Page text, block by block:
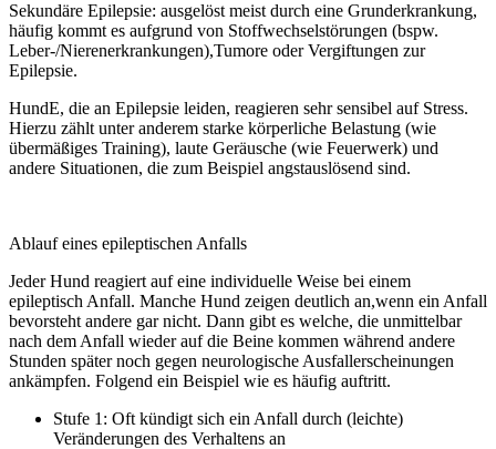
Sekundäre Epilepsie: ausgelöst meist durch eine Grunderkrankung,
häufig kommt es aufgrund von Stoffwechselstörungen (bspw.
Leber-/Nierenerkrankungen),Tumore oder Vergiftungen zur
Epilepsie.
HundE, die an Epilepsie leiden, reagieren sehr sensibel auf Stress.
Hierzu zählt unter anderem starke körperliche Belastung (wie
übermäßiges Training), laute Geräusche (wie Feuerwerk) und
andere Situationen, die zum Beispiel angstauslösend sind.
Ablauf eines epileptischen Anfalls
Jeder Hund reagiert auf eine individuelle Weise bei einem
epileptisch Anfall. Manche Hund zeigen deutlich an,wenn ein Anfall
bevorsteht andere gar nicht. Dann gibt es welche, die unmittelbar
nach dem Anfall wieder auf die Beine kommen während andere
Stunden später noch gegen neurologische Ausfallerscheinungen
ankämpfen. Folgend ein Beispiel wie es häufig auftritt.
Stufe 1: Oft kündigt sich ein Anfall durch (leichte)
Veränderungen des Verhaltens an